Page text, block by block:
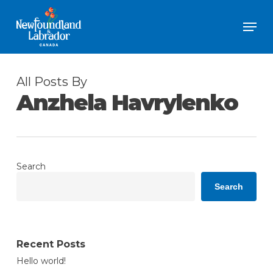
content
All Posts By
Anzhela Havrylenko
Search
Search
Recent Posts
Hello world!
Menu